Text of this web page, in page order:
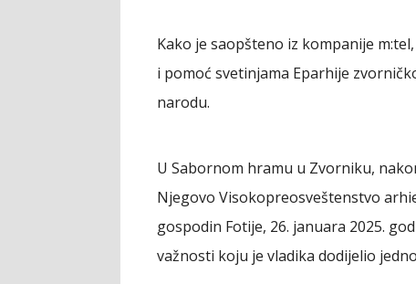
Kako je saopšteno iz kompanije
i pomoć svetinjama Eparhije
narodu.
U Sabornom hramu u Zvorniku,
Njegovo Visokopreosveštenstvo
gospodin Fotije, 26. januara 2025.
važnosti koju je vladika dodijelio